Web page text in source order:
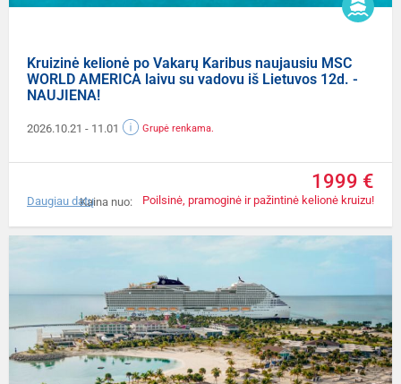
Kruizinė kelionė po Vakarų Karibus naujausiu MSC
WORLD AMERICA laivu su vadovu iš Lietuvos 12d. -
NAUJIENA!
2026.10.21 - 11.01 Grupė renkama.
Kaina nuo:
1999 €
Poilsinė, pramoginė ir pažintinė kelionė kruizu!
Daugiau datų